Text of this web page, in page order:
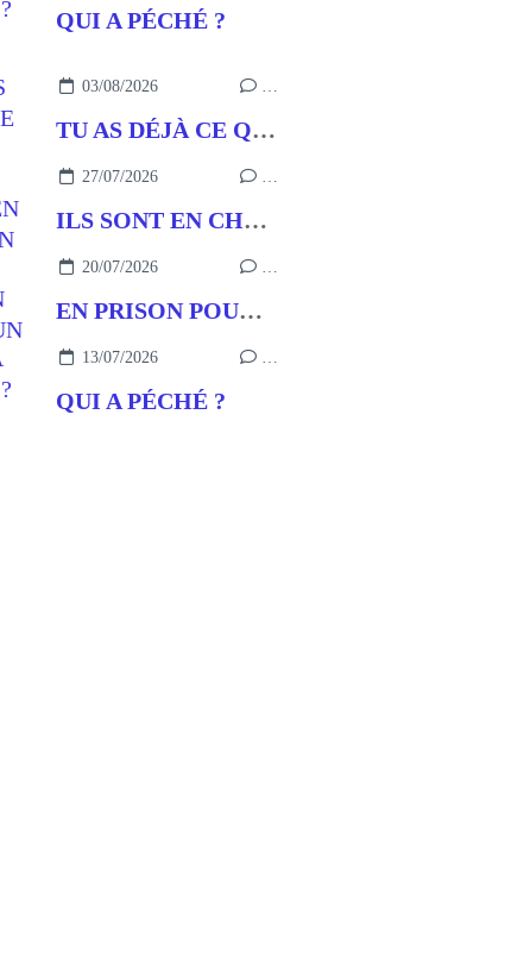
QUI A PÉCHÉ ?
03/08/2026 …
TU AS DÉJÀ CE QU’IL FAUT
27/07/2026 …
ILS SONT EN CHEMIN
20/07/2026 …
EN PRISON POUR UN BUT
13/07/2026 …
QUI A PÉCHÉ ?